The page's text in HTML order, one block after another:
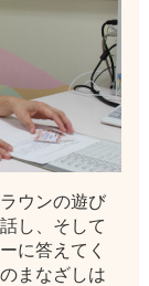
ウンの遊び
し、そして
に答えてく
まなざしは